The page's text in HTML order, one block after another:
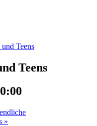
Teens
Teens
»